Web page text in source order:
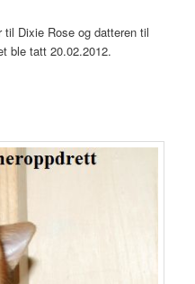
til Dixie Rose og datteren til
ble tatt 20.02.2012.